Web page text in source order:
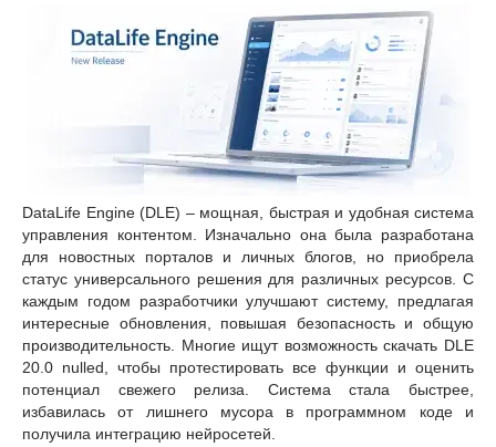
DataLife Engine (DLE) – мощная, быстрая и удобная система
управления контентом. Изначально она была разработана
для новостных порталов и личных блогов, но приобрела
статус универсального решения для различных ресурсов. С
каждым годом разработчики улучшают систему, предлагая
интересные обновления, повышая безопасность и общую
производительность. Многие ищут возможность скачать DLE
20.0 nulled, чтобы протестировать все функции и оценить
потенциал свежего релиза. Система стала быстрее,
избавилась от лишнего мусора в программном коде и
получила интеграцию нейросетей.